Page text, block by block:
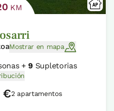
KM
Mostrar en mapa
+9 Supletorias
€2 apartamentos